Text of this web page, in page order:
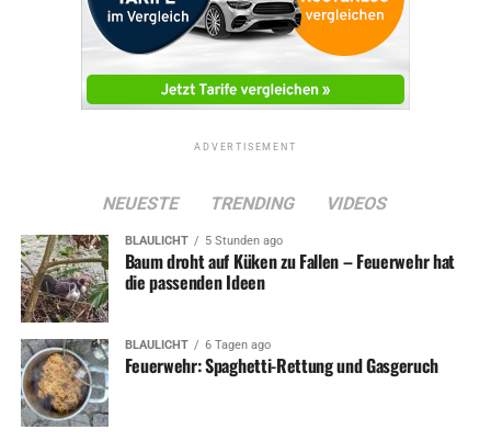
ADVERTISEMENT
NEUESTE TRENDING VIDEOS
BLAULICHT 5 Stunden ago
Baum droht auf Küken zu Fallen – Feuerwehr hat
die passenden Ideen
BLAULICHT 6 Tagen ago
Feuerwehr: Spaghetti-Rettung und Gasgeruch